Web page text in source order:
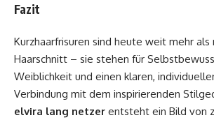
Fazit
Kurzhaarfrisuren sind heute weit mehr als
Haarschnitt – sie stehen für
Weiblichkeit und einen klaren,
Verbindung mit dem inspirierenden
elvira lang netzer entsteht ein Bild von